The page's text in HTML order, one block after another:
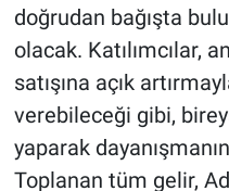
doğrudan bağışta
olacak. Katılımcılar,
satışına açık
verebileceği gibi,
yaparak
Toplanan tüm gelir,